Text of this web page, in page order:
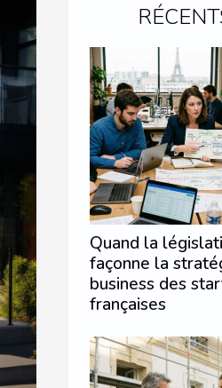
Quand la
façonne la
business des
françaises